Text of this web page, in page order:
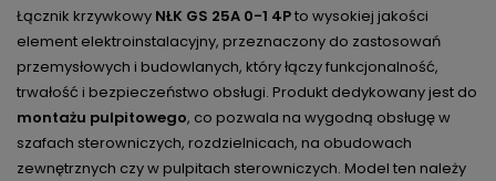
Łącznik krzywkowy NŁK GS 25A 0-1 4Pto wysokiej jakości
element elektroinstalacyjny, przeznaczony do zastosowań
przemysłowych i budowlanych, który łączy funkcjonalność,
trwałość i bezpieczeństwo obsługi. Produkt dedykowany jest do
montażu pulpitowego, co pozwala na wygodną obsługę w
szafach sterowniczych, rozdzielnicach, na obudowach
zewnętrznych czy w pulpitach sterowniczych. Model ten należy